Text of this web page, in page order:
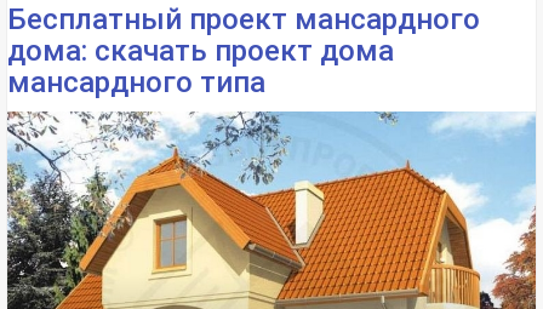
Бесплатный проект мансардного
дома: скачать проект дома
мансардного типа